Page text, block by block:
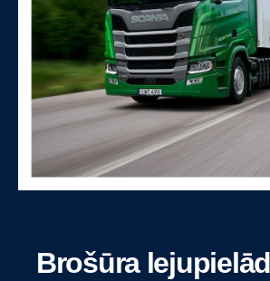
Brošūra